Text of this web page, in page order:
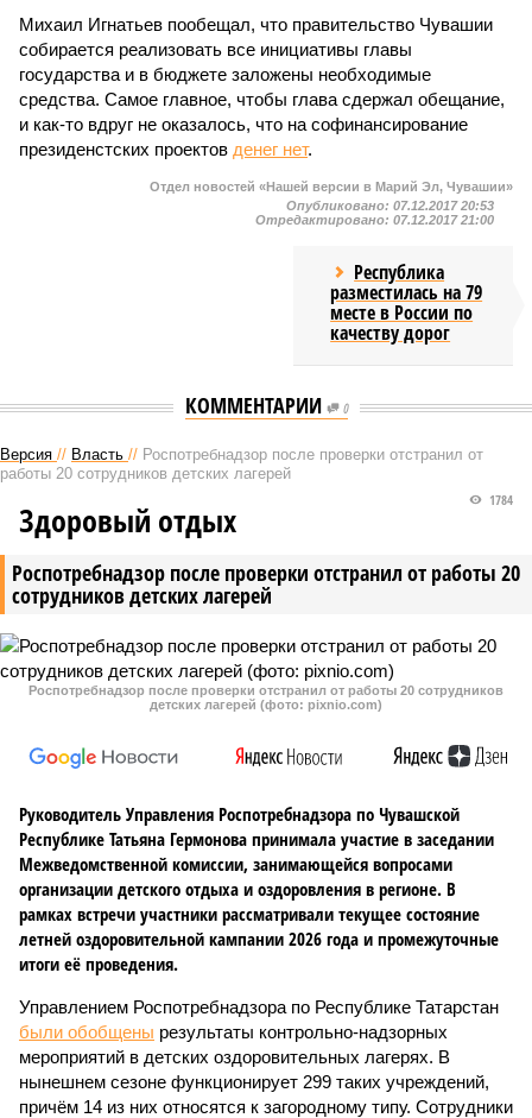
Михаил Игнатьев пообещал, что правительство Чувашии
собирается реализовать все инициативы главы
государства и в бюджете заложены необходимые
средства. Самое главное, чтобы глава сдержал обещание,
и как-то вдруг не оказалось, что на софинансирование
президенстских проектов денег нет.
Отдел новостей «Нашей версии в Марий Эл, Чувашии»
Опубликовано: 07.12.2017 20:53
Отредактировано: 07.12.2017 21:00
Республика
разместилась на 79
месте в России по
качеству дорог
КОММЕНТАРИИ 0
Версия // Власть // Роспотребнадзор после проверки отстранил от
работы 20 сотрудников детских лагерей
Роспотребнадзор после проверки отстранил от работы 20
сотрудников детских лагерей
1784
Здоровый отдых
Роспотребнадзор после проверки отстранил от работы 20 сотрудников
детских лагерей (фото: pixnio.com)
Руководитель Управления Роспотребнадзора по Чувашской
Республике Татьяна Гермонова принимала участие в заседании
Межведомственной комиссии, занимающейся вопросами
организации детского отдыха и оздоровления в регионе. В
рамках встречи участники рассматривали текущее состояние
летней оздоровительной кампании 2026 года и промежуточные
итоги её проведения.
Управлением Роспотребнадзора по Республике Татарстан
были обобщены результаты контрольно-надзорных
мероприятий в детских оздоровительных лагерях. В
нынешнем сезоне функционирует 299 таких учреждений,
причём 14 из них относятся к загородному типу. Сотрудники